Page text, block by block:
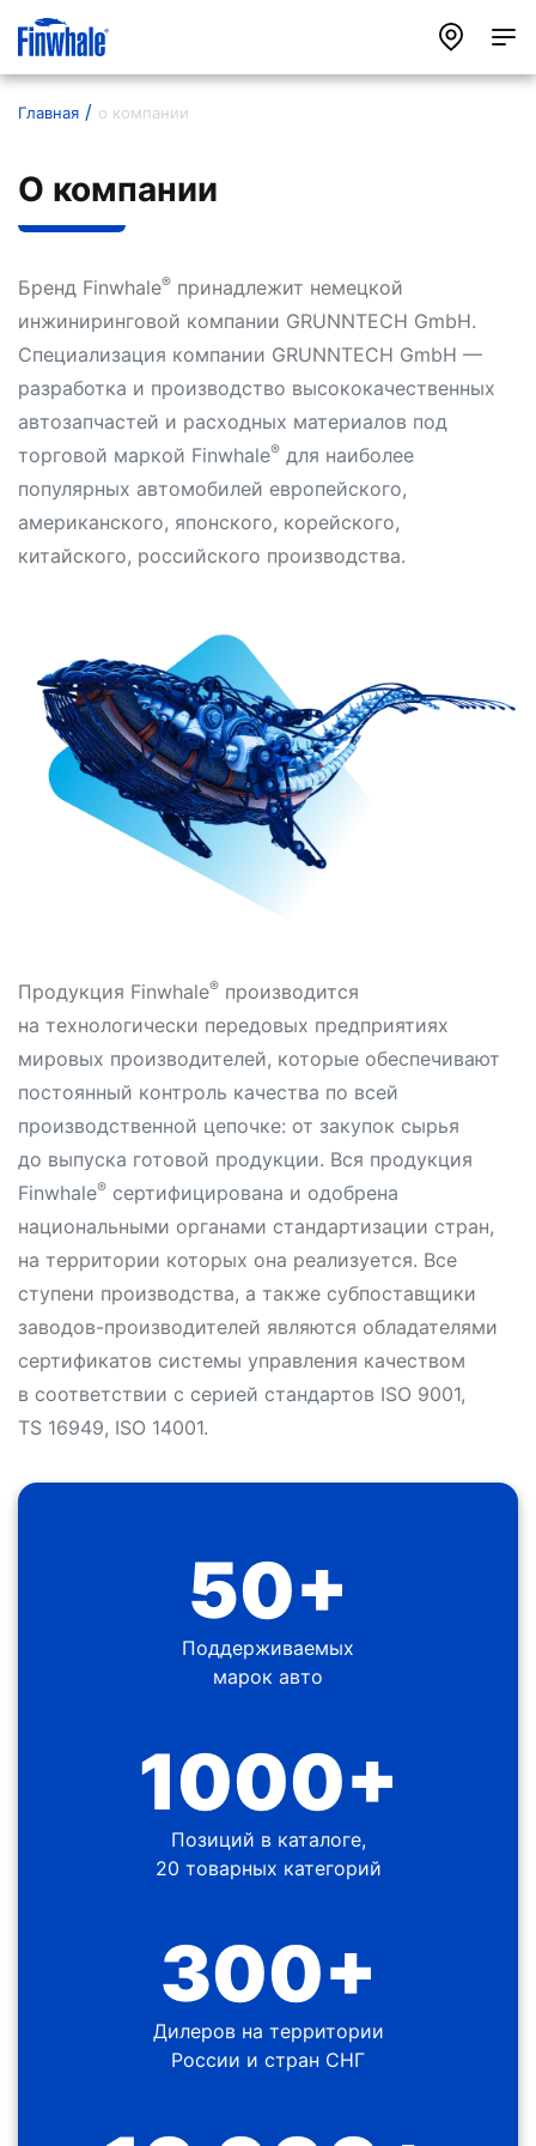
Главная о компании
О компании
Бренд Finwhale® принадлежит немецкой
инжиниринговой компании GRUNNTECH GmbH.
Специализация компании GRUNNTECH GmbH —
разработка и производство высококачественных
автозапчастей и расходных материалов под
торговой маркой Finwhale® для наиболее
популярных автомобилей европейского,
американского, японского, корейского,
китайского, российского производства.
Продукция Finwhale® производится
на технологически передовых предприятиях
мировых производителей, которые обеспечивают
постоянный контроль качества по всей
производственной цепочке: от закупок сырья
до выпуска готовой продукции. Вся продукция
Finwhale® сертифицирована и одобрена
национальными органами стандартизации стран,
на территории которых она реализуется. Все
ступени производства, а также субпоставщики
заводов-производителей являются обладателями
сертификатов системы управления качеством
в соответствии с серией стандартов ISO 9001,
TS 16949, ISO 14001.
50+
Поддерживаемых
марок авто
1000+
Позиций в каталоге,
20 товарных категорий
300+
Дилеров на территории
России и стран СНГ